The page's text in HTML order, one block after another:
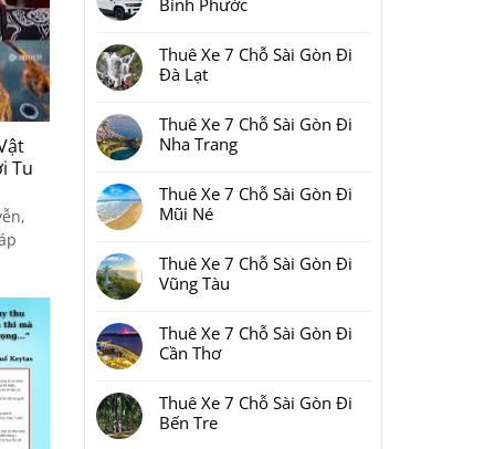
Tu
Sài
Phan
Thiết
2
Ngày
Bao
Nhiêu
Tiền
ở
7
Chỗ
Sài
Đồng
Nai
bình
luận
ở
7
Chỗ
Sài
Bình
Phước
Thuê Xe 7 Chỗ Sài Gòn Đi
Đà Lạt
bình
luận
ở
7
Chỗ
Sài
Đà
Lạt
Thuê Xe 7 Chỗ Sài Gòn Đi
Nha Trang
bình
luận
ở
7
Chỗ
Sài
Nha
Trang
Thuê Xe 7 Chỗ Sài Gòn Đi
Mũi Né
bình
luận
ở
7
Chỗ
Sài
Mũi
Né
Thuê Xe 7 Chỗ Sài Gòn Đi
Vũng Tàu
bình
luận
ở
7
Chỗ
Sài
Thuê Xe 7 Chỗ Sài Gòn Đi
Cần Thơ
bình
luận
ở
Thuê Xe 7 Chỗ Sài Gòn Đi
Bến Tre